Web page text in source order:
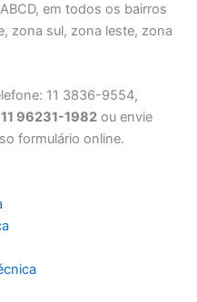
em todos os bairros
zona sul, zona leste, zona
11 3836-9554,
96231-1982 ou envie
formulário online.